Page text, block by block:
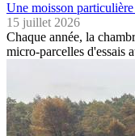
Une moisson
15 juillet 2026
Chaque année, la
micro-parcelles d'essais